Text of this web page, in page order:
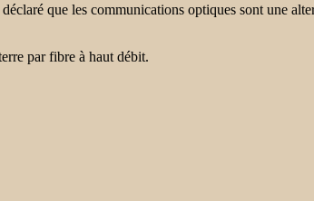
que les communications optiques sont une
par fibre à haut débit.